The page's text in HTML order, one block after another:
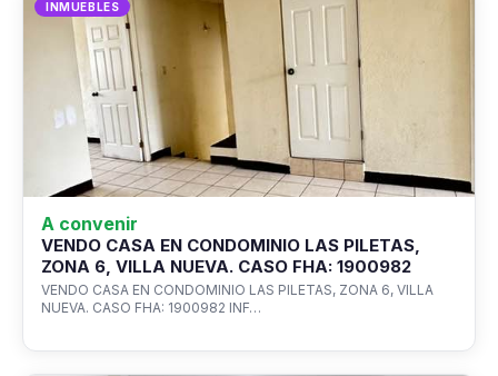
INMUEBLES
A convenir
VENDO CASA EN CONDOMINIO LAS PILETAS,
ZONA 6, VILLA NUEVA. CASO FHA: 1900982
VENDO CASA EN CONDOMINIO LAS PILETAS, ZONA 6, VILLA
NUEVA. CASO FHA: 1900982 INF…